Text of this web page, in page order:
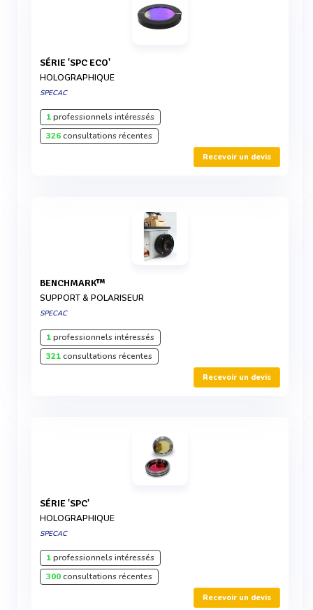
SÉRIE 'SPC ECO'
HOLOGRAPHIQUE
SPECAC
1professionnels intéressés
326consultations récentes
Recevoir un devis
BENCHMARK™
SUPPORT & POLARISEUR
SPECAC
1professionnels intéressés
321consultations récentes
Recevoir un devis
SÉRIE 'SPC'
HOLOGRAPHIQUE
SPECAC
1professionnels intéressés
300consultations récentes
Recevoir un devis